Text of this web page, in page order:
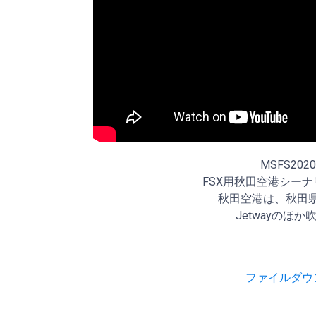
FSX用秋田空港シー
秋田空港は、秋田
Jetwayのほか
ファイルダ